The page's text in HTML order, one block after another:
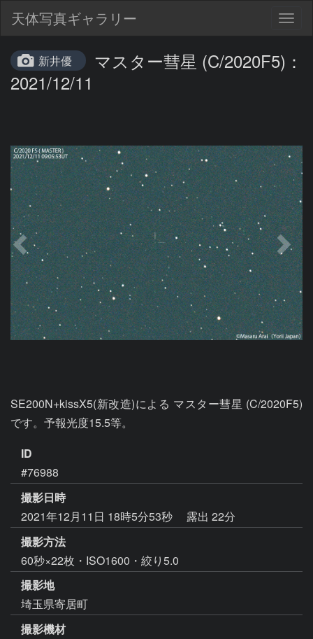
天体写真ギャラリー
新井優
マスター彗星 (C/2020F5)：
2021/12/11
SE200N+kissX5(新改造)による マスター彗星 (C/2020F5)
です。予報光度15.5等。
ID
#76988
撮影日時
2021年12月11日 18時5分53秒
露出 22分
撮影方法
60秒×22枚・ISO1600・絞り5.0
撮影地
埼玉県寄居町
撮影機材